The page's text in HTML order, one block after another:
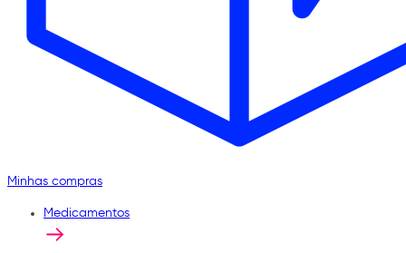
Minhas compras
Medicamentos